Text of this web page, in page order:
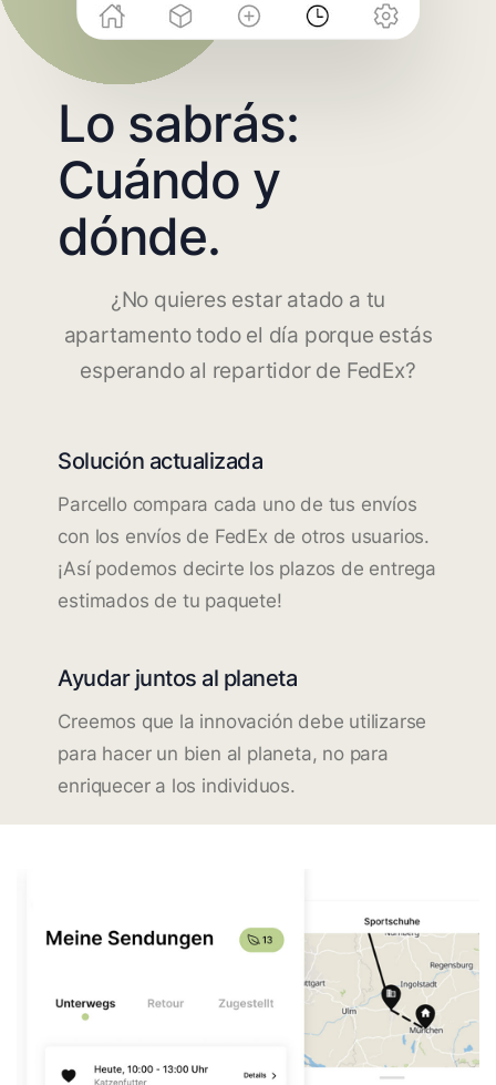
Lo sabrás:
Cuándo y
dónde.
¿No quieres estar atado a tu
apartamento todo el día porque estás
esperando al repartidor de FedEx?
Solución actualizada
Parcello compara cada uno de tus envíos
con los envíos de FedEx de otros usuarios.
¡Así podemos decirte los plazos de entrega
estimados de tu paquete!
Ayudar juntos al planeta
Creemos que la innovación debe utilizarse
para hacer un bien al planeta, no para
enriquecer a los individuos.